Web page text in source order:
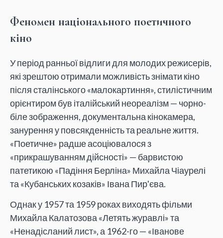
Феномен національного поетичного
кіно
У період ранньої відлиги для молодих режисерів,
які зрештою отримали можливість знімати кіно
після сталінського «малокартиння», стилістичним
орієнтиром був італійський неореалізм — чорно-
біле зображення, документальна кінокамера,
занурення у повсякденність та реальне життя.
«Поетичне» радше асоціювалося з
«прикрашуванням дійсності» — барвистою
патетикою «Падіння Берліна» Михайла Чіаурелі
та «Кубанських козаків» Івана Пир'єва.
Однак у 1957 та 1959 роках виходять фільми
Михайла Калатозова «Летять журавлі» та
«Ненадісланий лист», а 1962-го — «Іванове